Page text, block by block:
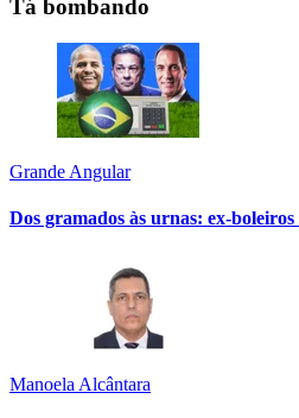
Tá bombando
Grande Angular
Dos gramados às urnas: ex-
Manoela Alcântara